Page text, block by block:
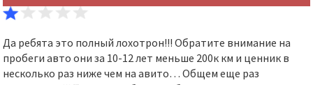
Да ребята это полный лохотрон!!! Обратите внимание на
пробеги авто они за 10-12 лет меньше 200к км и ценник в
несколько раз ниже чем на авито… Общем еще раз